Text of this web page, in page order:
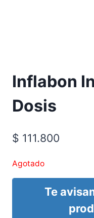
Inflabon
Dosis
$ 111.800
Agotado
Te